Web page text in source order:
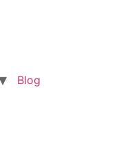
Blog